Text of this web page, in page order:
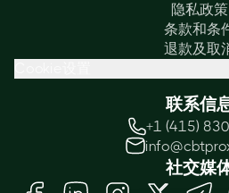
隐私政策
条款和条
退款及取
联系信
+1 (415)
社交媒